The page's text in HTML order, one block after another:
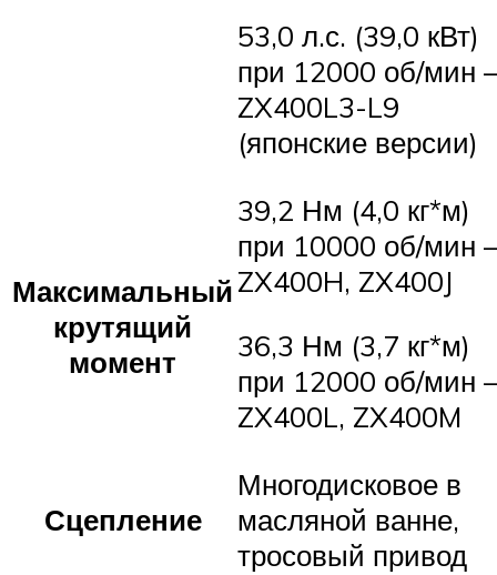
53,0 л.с. (39,0 кВт)
при 12000 об/мин –
ZX400L3-L9
(японские версии)
Максимальный
крутящий
момент
39,2 Нм (4,0 кг*м)
при 10000 об/мин –
ZX400H, ZX400J
36,3 Нм (3,7 кг*м)
при 12000 об/мин –
ZX400L, ZX400M
Сцепление
Многодисковое в
масляной ванне,
тросовый привод